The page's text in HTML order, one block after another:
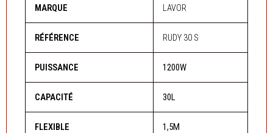
MARQUE LAVOR
RÉFÉRENCE RUDY 30 S
PUISSANCE 1200W
CAPACITÉ 30L
FLEXIBLE 1,5M